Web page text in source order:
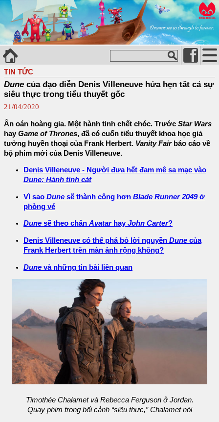
TIN TỨC
Dune của đạo diễn Denis Villeneuve hứa hẹn tất cả sự
siêu thực trong tiểu thuyết gốc
21/04/2020
Ân oán hoàng gia. Một hành tinh chết chóc. Trước Star Wars
hay Game of Thrones, đã có cuốn tiểu thuyết khoa học giả
tưởng huyền thoại của Frank Herbert. Vanity Fairbáo cáo về
bộ phim mới của Denis Villeneuve.
Denis Villeneuve - Người đưa hết đam mê sa mạc vào
Dune: Hành tinh cát
Vì sao Dune sẽ thành công hơn Blade Runner 2049ở
phòng vé
Dune sẽ theo chân Avatarhay John Carter?
Denis Villeneuve có thể phá bỏ lời nguyền Dune của
Frank Herbert trên màn ảnh rộng không?
Dune và những tin bài liên quan
Timothée Chalamet và Rebecca Ferguson ở Jordan.
Quay phim trong bối cảnh “siêu thực,” Chalamet nói